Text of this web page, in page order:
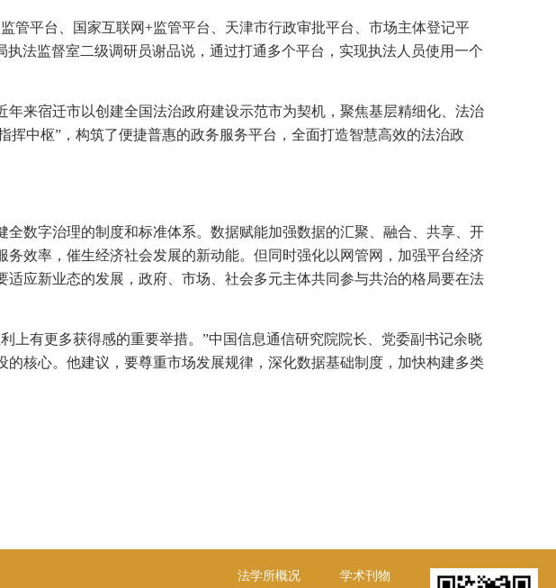
管平台、国家互联网+监管平台、天津市行政审批平台、市场主体登记平
法监督室二级调研员谢品说，通过打通多个平台，实现执法人员使用一个
来宿迁市以创建全国法治政府建设示范市为契机，聚焦基层精细化、法治
挥中枢”，构筑了便捷普惠的政务服务平台，全面打造智慧高效的法治政
数字治理的制度和标准体系。数据赋能加强数据的汇聚、融合、共享、开
效率，催生经济社会发展的新动能。但同时强化以网管网，加强平台经济
应新业态的发展，政府、市场、社会多元主体共同参与共治的格局要在法
上有更多获得感的重要举措。”中国信息通信研究院院长、党委副书记余晓
核心。他建议，要尊重市场发展规律，深化数据基础制度，加快构建多类
法学所概况 学术刊物